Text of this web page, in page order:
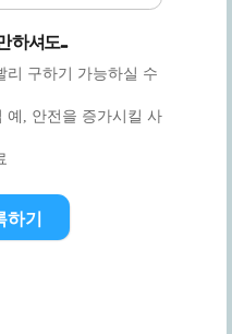
하셔도...
리 구하기 가능하실 수
예, 안전을 증가시킬 사
하기